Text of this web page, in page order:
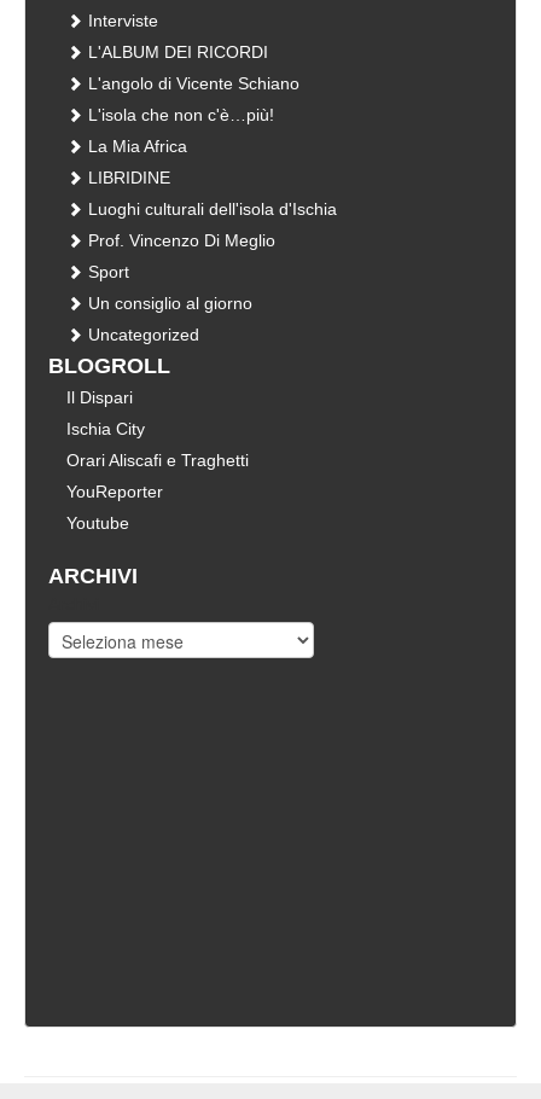
Interviste
L'ALBUM DEI RICORDI
L'angolo di Vicente Schiano
L'isola che non c'è…più!
La Mia Africa
LIBRIDINE
Luoghi culturali dell'isola d'Ischia
Prof. Vincenzo Di Meglio
Sport
Un consiglio al giorno
Uncategorized
BLOGROLL
Il Dispari
Ischia City
Orari Aliscafi e Traghetti
YouReporter
Youtube
ARCHIVI